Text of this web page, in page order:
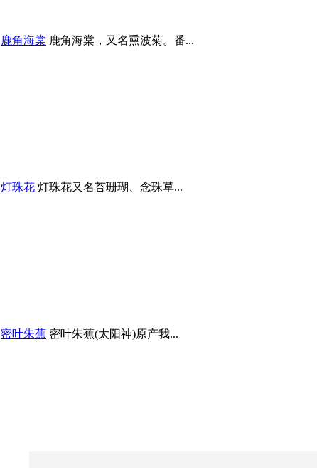
鹿角海棠 鹿角海棠，又名熏波菊。番...
灯珠花 灯珠花又名苔珊瑚、念珠草...
密叶朱蕉 密叶朱蕉(太阳神)原产我...